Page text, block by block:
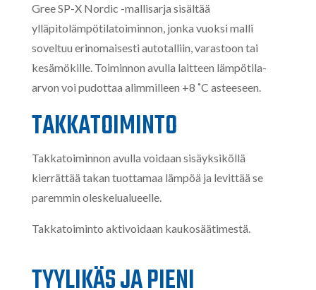
Gree SP-X Nordic -mallisarja sisältää
ylläpitolämpötilatoiminnon, jonka vuoksi malli
soveltuu erinomaisesti autotalliin, varastoon tai
kesämökille. Toiminnon avulla laitteen lämpötila-
arvon voi pudottaa alimmilleen +8 ˚C asteeseen.
TAKKATOIMINTO
Takkatoiminnon avulla voidaan sisäyksiköllä
kierrättää takan tuottamaa lämpöä ja levittää se
paremmin oleskelualueelle.
Takkatoiminto aktivoidaan kaukosäätimestä.
TYYLIKÄS JA PIENI